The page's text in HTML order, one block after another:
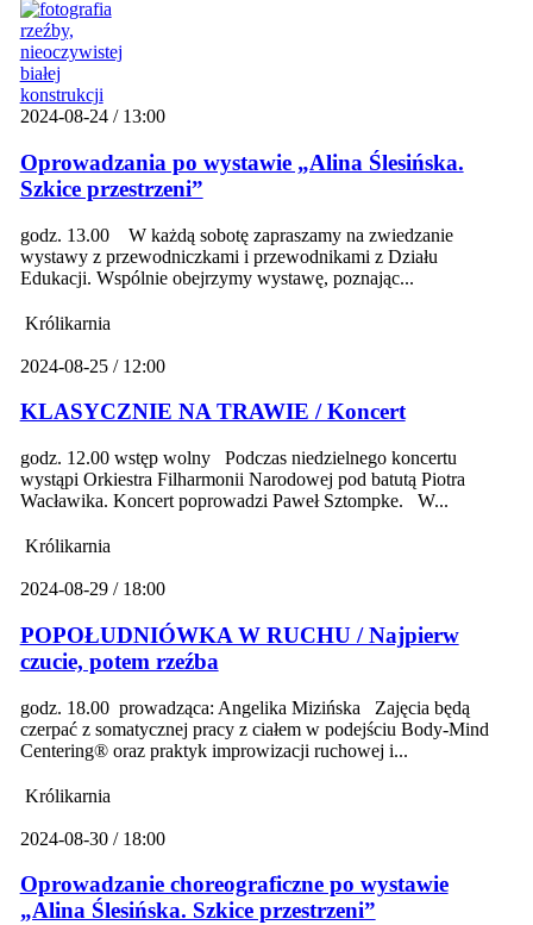
2024-08-24 / 13:00
Oprowadzania po wystawie „Alina Ślesińska.
Szkice przestrzeni”
godz. 13.00 W każdą sobotę zapraszamy na zwiedzanie
wystawy z przewodniczkami i przewodnikami z Działu
Edukacji. Wspólnie obejrzymy wystawę, poznając...
Królikarnia
2024-08-25 / 12:00
KLASYCZNIE NA TRAWIE / Koncert
godz. 12.00 wstęp wolny Podczas niedzielnego koncertu
wystąpi Orkiestra Filharmonii Narodowej pod batutą Piotra
Wacławika. Koncert poprowadzi Paweł Sztompke. W...
Królikarnia
2024-08-29 / 18:00
POPOŁUDNIÓWKA W RUCHU / Najpierw
czucie, potem rzeźba
godz. 18.00 prowadząca: Angelika Mizińska Zajęcia będą
czerpać z somatycznej pracy z ciałem w podejściu Body-Mind
Centering® oraz praktyk improwizacji ruchowej i...
Królikarnia
2024-08-30 / 18:00
Oprowadzanie choreograficzne po wystawie
„Alina Ślesińska. Szkice przestrzeni”